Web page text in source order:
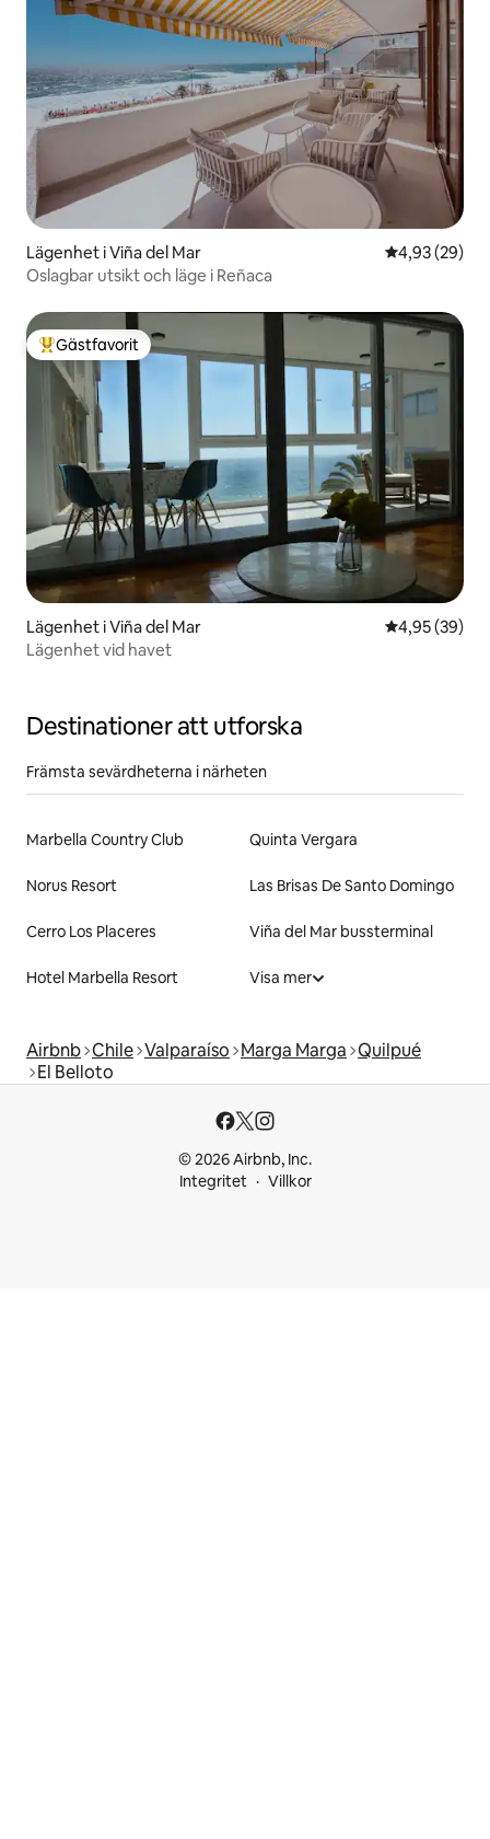
Lägenhet i Viña del Mar 4,93 av 5 i
4,93 (29)
Oslagbar utsikt och läge i Reñaca
Populär gästfavorit
Gästfavorit
Lägenhet i Viña del Mar 4,95 av 5 i
4,95 (39)
Lägenhet vid havet
Destinationer att utforska
Främsta sevärdheterna i närheten
Marbella Country Club Quinta Vergara
Norus Resort Las Brisas De Santo Domingo
Cerro Los Placeres Viña del Mar bussterminal
Hotel Marbella Resort Visa mer
Airbnb Chile Valparaíso Marga Marga Quilpué
El Belloto
© 2026 Airbnb, Inc.
Integritet
Villkor